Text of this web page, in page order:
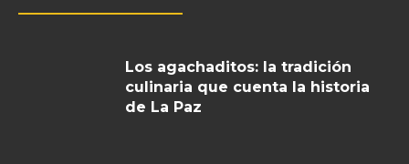
Los agachaditos: la tradición
culinaria que cuenta la historia
de La Paz